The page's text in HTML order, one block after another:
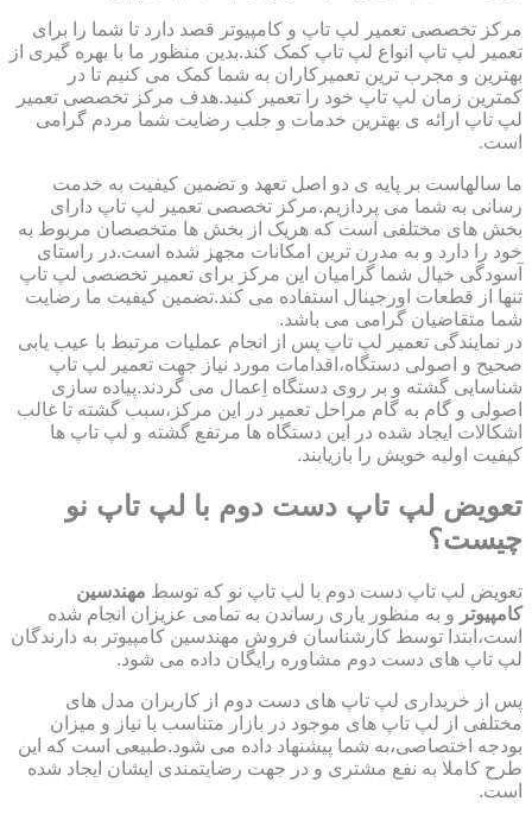
مرکز تخصصی تعمیر لپ تاپ و کامپیوتر قصد دارد تا شما را برای
تعمیر لپ تاپ انواع لپ تاپ کمک کند.بدین منظور ما با بهره گیری از
بهترین و مجرب ترین تعمیرکاران به شما کمک می کنیم تا در
کمترین زمان لپ تاپ خود را تعمیر کنید.هدف مرکز تخصصی تعمیر
لپ تاپ ارائه ی بهترین خدمات و جلب رضایت شما مردم گرامی
است.
ما سالهاست بر پایه ی دو اصل تعهد و تضمین کیفیت به خدمت
رسانی به شما می پردازیم.مرکز تخصصی تعمیر لپ تاپ دارای
بخش های مختلفی است که هریک از بخش ها متخصصان مربوط به
خود را دارد و به مدرن ترین امکانات مجهز شده است.در راستای
آسودگی خیال شما گرامیان این مرکز برای تعمیر تخصصی لپ تاپ
تنها از قطعات اورجینال استفاده می کند.تضمین کیفیت ما رضایت
شما متقاضیان گرامی می باشد.
در نمایندگی تعمیر لپ تاپ پس از انجام عملیات مرتبط با عیب یابی
صحیح و اصولی دستگاه،اقدامات مورد نیاز جهت تعمیر لپ تاپ
شناسایی گشته و بر روی دستگاه اِعمال می گردند.پیاده سازی
اصولی و گام به گام مراحل تعمیر در این مرکز،سبب گشته تا غالب
اشکالات ایجاد شده در این دستگاه ها مرتفع گشته و لپ تاپ ها
کیفیت اولیه خویش را بازیابند.
تعویض لپ تاپ دست دوم با لپ تاپ نو
چیست؟
تعویض لپ تاپ دست دوم با لپ تاپ نو که توسط مهندسین
کامپیوتر و به منظور یاری رساندن به تمامی عزیزان انجام شده
است،ابتدا توسط کارشناسان فروش مهندسین کامپیوتر به دارندگان
لپ تاپ های دست دوم مشاوره رایگان داده می شود.
پس از خریداری لپ تاپ های دست دوم از کاربران مدل های
مختلفی از لپ تاپ های موجود در بازار متناسب با نیاز و میزان
بودجه اختصاصی،به شما پیشنهاد داده می شود.طبیعی است که این
طرح کاملا به نفع مشتری و در جهت رضایتمندی ایشان ایجاد شده
است.